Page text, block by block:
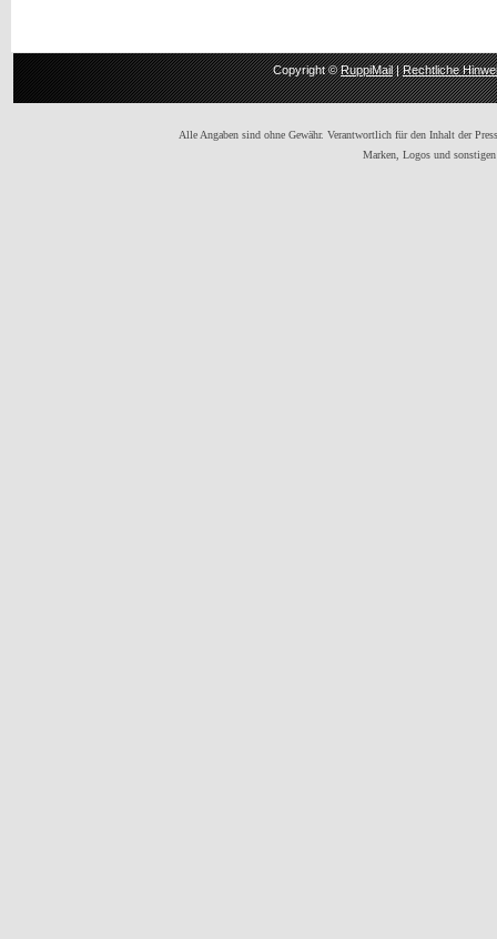
Copyright ©RuppiMail|Rechtliche
Alle Angaben sind ohne Gewähr. Verantwortlich für den Inhalt der
Marken, Logos und